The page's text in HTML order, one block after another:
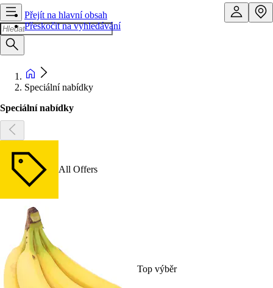
Přejít na hlavní obsah
Přeskočit na vyhledávání
Speciální nabídky
Speciální nabídky
All Offers
Top výběr